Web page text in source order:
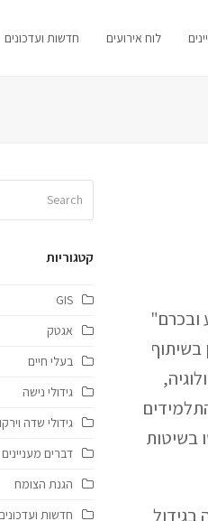
לוח אירועים חדשות ועדכונים
ובכרם"
בשיתוף
בשיטות
בגידול
קטגוריות
GIS
אגטק
בעלי חיים
גידולי נישה
גידולי שדה
דברים מעניינים
הגנת הצומח
חדשות ועדכונים